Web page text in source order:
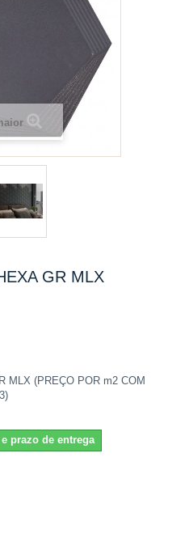
GR MLX
MLX (PREÇO POR m2 COM
prazo de entrega